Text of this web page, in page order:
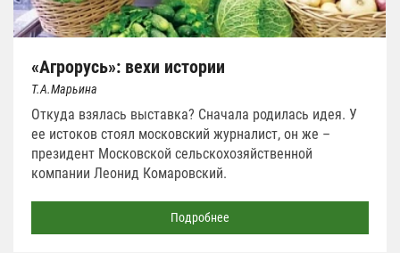
«Агрорусь»: вехи истории
Т.А.Марьина
Откуда взялась выставка? Сначала родилась идея. У
ее истоков стоял московский журналист, он же –
президент Московской сельскохозяйственной
компании Леонид Комаровский.
Подробнее